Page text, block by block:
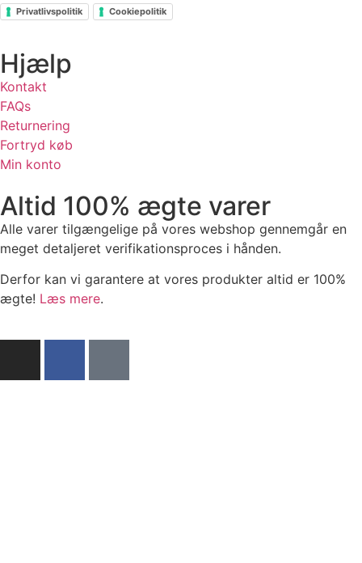
Privatlivspolitik Cookiepolitik
Hjælp
Kontakt
FAQs
Returnering
Fortryd køb
Min konto
Altid 100% ægte varer
Alle varer tilgængelige på vores webshop gennemgår en
meget detaljeret verifikationsproces i hånden.
Derfor kan vi garantere at vores produkter altid er 100%
ægte! Læs mere.